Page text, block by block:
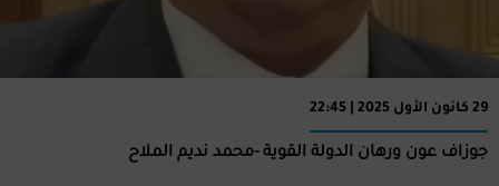
29 كانون الأول 2025 | 22:45
جوزاف عون ورهان الدولة القوية -محمد نديم الملاح